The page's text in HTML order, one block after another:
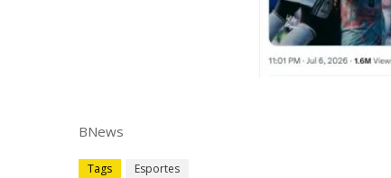
BNews
Tags Esportes